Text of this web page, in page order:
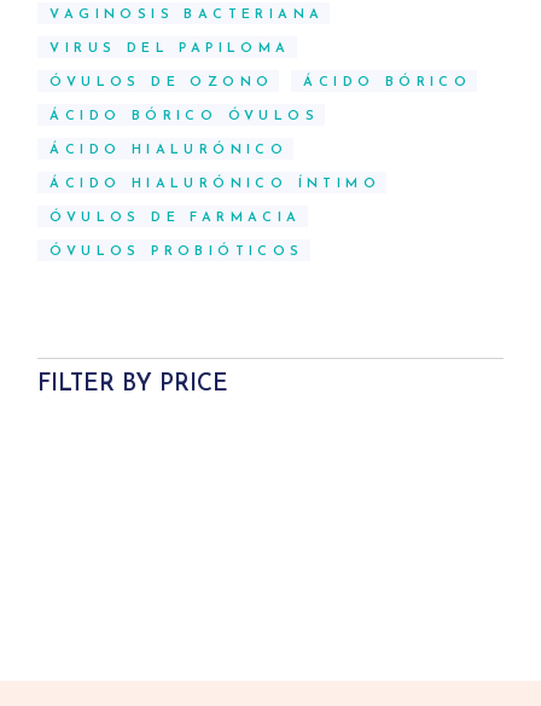
VAGINOSIS BACTERIANA
VIRUS DEL PAPILOMA
ÓVULOS DE OZONO ÁCIDO BÓRICO
ÁCIDO BÓRICO ÓVULOS
ÁCIDO HIALURÓNICO
ÁCIDO HIALURÓNICO ÍNTIMO
ÓVULOS DE FARMACIA
ÓVULOS PROBIÓTICOS
FILTER BY PRICE